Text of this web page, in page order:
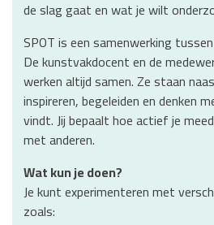
de slag gaat en wat je wilt
SPOT is een samenwerking
De kunstvakdocent en de
werken altijd samen. Ze staan
inspireren, begeleiden en denken
vindt. Jij bepaalt hoe actief je
met anderen.
Wat kun je doen?
Je kunt experimenteren met
zoals: